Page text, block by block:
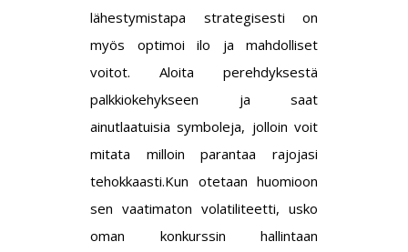
lähestymistapa strategisesti on
myös optimoi ilo ja mahdolliset
voitot. Aloita perehdyksestä
palkkiokehykseen ja saat
ainutlaatuisia symboleja, jolloin voit
mitata milloin parantaa rajojasi
tehokkaasti.Kun otetaan huomioon
sen vaatimaton volatiliteetti, usko
oman konkurssin hallintaan